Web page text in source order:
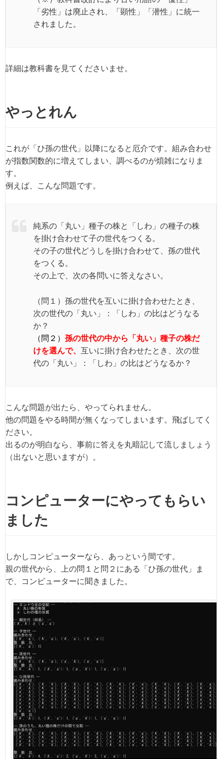
「劣性」は廃止され、「顕性」「潜性」に統一
されました。
詳細は教科書を見てくださいませ。
やっとれん
これが「ひ孫の世代」以降になると厄介です。組み合わせ
が指数関数的に増えてしまい、調べるのが煩雑になりま
す。
例えば、こんな問題です。
純系の「丸い」種子の株と「しわ」の種子の株
を掛け合わせて子の世代をつくる。
その子の世代どうしを掛け合わせて、孫の世代
をつくる。
その上で、次の各問いに答えなさい。
（問１）孫の世代を互いに掛け合わせたとき、
次の世代の「丸い」：「しわ」の比はどうなる
か？
（問２） 孫の世代の中から「丸い」種子の株だ
けを選んで、 互いに掛け合わせたとき、次の世
代の「丸い」：「しわ」の比はどうなるか？
こんな問題が出たら、やってられません。
他の問題をやる時間が無くなってしまいます。飛ばしてく
ださい。
出るのが明白なら、事前に答えを丸暗記して流しましょう
（出ないと思いますが）。
コンピューターにやってもらい
ました
しかしコンピューターなら、あっという間です。
親の世代から、上の問１と問２にある「ひ孫の世代」ま
で、コンピューターに聞きました。